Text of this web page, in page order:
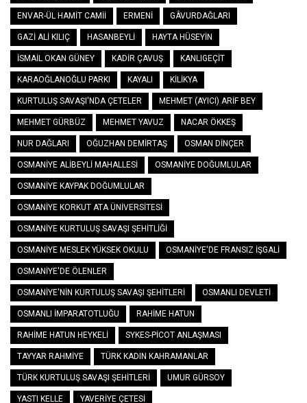
ENVAR-ÜL HAMIT CAMII ERMENI GÂVURDAĞLARI
GAZI ALI KILIÇ HASANBEYLI HAYTA HÜSEYIN
İSMAIL OKAN GÜNEY KADIR ÇAVUŞ KANLIGEÇIT
KARAOĞLANOĞLU PARKI KAYALI KILIKYA
KURTULUŞ SAVAŞI'NDA ÇETELER MEHMET (AYICI) ARIF BEY
MEHMET GÜRBÜZ MEHMET YAVUZ NACAR ÖKKEŞ
NUR DAĞLARI OĞUZHAN DEMIRTAŞ OSMAN DINÇER
OSMANIYE ALIBEYLI MAHALLESI OSMANIYE DOĞUMLULAR
OSMANIYE KAYPAK DOĞUMLULAR
OSMANIYE KORKUT ATA ÜNIVERSITESI
OSMANIYE KURTULUŞ SAVAŞI ŞEHITLIĞI
OSMANIYE MESLEK YÜKSEK OKULU OSMANIYE'DE FRANSIZ İŞGALI
OSMANIYE'DE ÖLENLER
OSMANIYE'NIN KURTULUŞ SAVAŞI ŞEHITLERI OSMANLI DEVLETI
OSMANLI İMPARATOTLUĞU RAHIME HATUN
RAHIME HATUN HEYKELI SYKES-PICOT ANLAŞMASI
TAYYAR RAHMIYE TÜRK KADIN KAHRAMANLAR
TÜRK KURTULUŞ SAVAŞI ŞEHITLERI UMUR GÜRSOY
YASTI KELLE YAVERIYE ÇETESI